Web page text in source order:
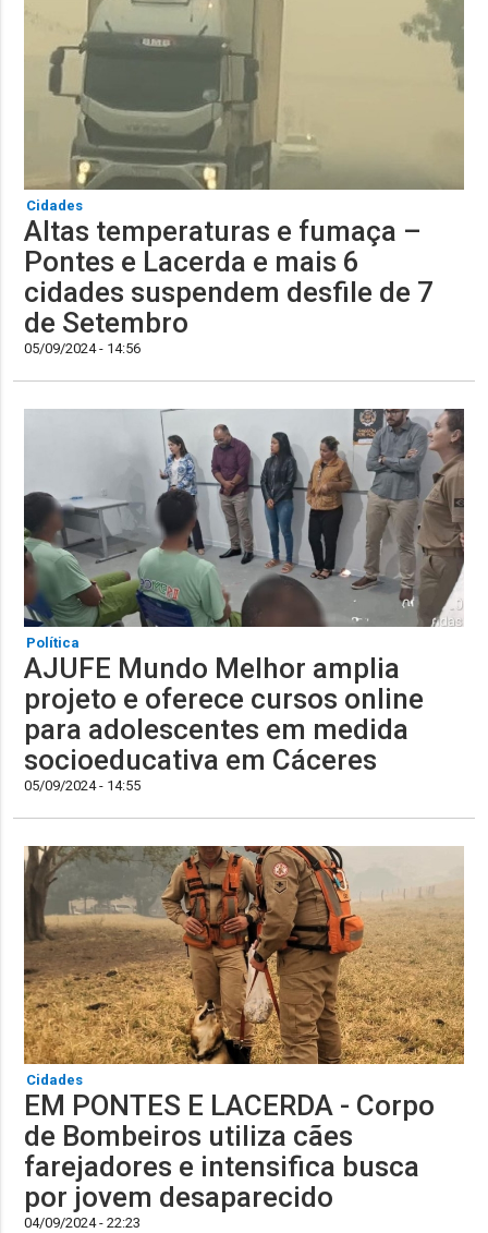
Cidades
Altas temperaturas e fumaça –
Pontes e Lacerda e mais 6
cidades suspendem desfile de 7
de Setembro
05/09/2024 - 14:56
Política
AJUFE Mundo Melhor amplia
projeto e oferece cursos online
para adolescentes em medida
socioeducativa em Cáceres
05/09/2024 - 14:55
Cidades
EM PONTES E LACERDA - Corpo
de Bombeiros utiliza cães
farejadores e intensifica busca
por jovem desaparecido
04/09/2024 - 22:23